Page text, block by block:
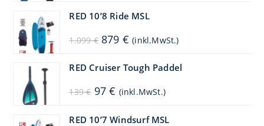
1.049 €
RED 10’8 Ride MSL
1.099€ Ursprünglicher
Preis
1.099 €
879 € Aktueller
Preis
879 €.
(inkl.MwSt.)
RED Cruiser Tough Paddel
139€ Ursprünglicher
Preis
97€ Aktueller
Preis
97 €.
(inkl.MwSt.)
RED 10’7 Windsurf MSL